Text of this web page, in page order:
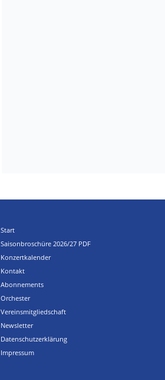
Start
Saisonbroschüre 2026/27 PDF
Konzertkalender
Kontakt
Abonnements
Orchester
Vereinsmitgliedschaft
Newsletter
Datenschutzerklärung
Impressum